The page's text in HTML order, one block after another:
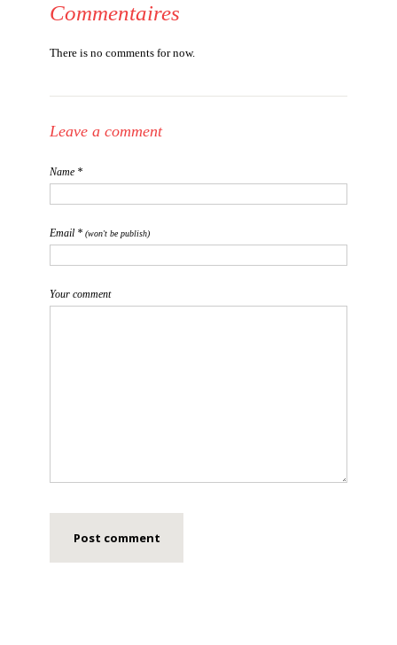
Commentaires
There is no comments for now.
Leave a comment
Name *
Email * (won't be publish)
Your comment